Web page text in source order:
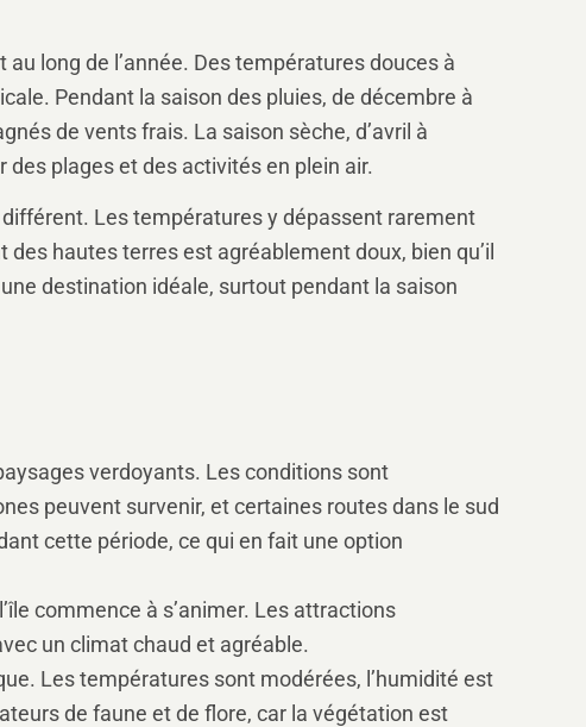
long de l’année. Des températures douces à
Pendant la saison des pluies, de décembre à
de vents frais. La saison sèche, d’avril à
plages et des activités en plein air.
Les températures y dépassent rarement
hautes terres est agréablement doux, bien qu’il
destination idéale, surtout pendant la saison
verdoyants. Les conditions sont
peuvent survenir, et certaines routes dans le sud
cette période, ce qui en fait une option
commence à s’animer. Les attractions
un climat chaud et agréable.
Les températures sont modérées, l’humidité est
de faune et de flore, car la végétation est